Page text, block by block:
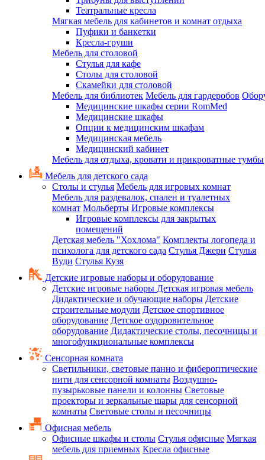
Театральные кресла
Мягкая мебель для кабинетов и комнат отдыха
Пуфики и банкетки
Кресла-груши
Мебель для столовой
Cтулья для кафе
Cтолы для столовой
Скамейки для столовой
Мебель для библиотек Мебель для гардеробов
Медицинские шкафы серии RomMed
Медицинские шкафы
Опции к медицинским шкафам
Медицинская мебель
Медицинский кабинет
Мебель для отдыха, кровати и прикроватные тумбы
Мебель для детского сада
Столы и стулья Мебель для игровых комнат
Мебель для раздевалок, спален и туалетных
комнат Мольберты Игровые комплексы
Игровые комплексы для закрытых
помещений
Детская мебель "Хохлома" Комплекты логопеда и
психолога для детского сада Стулья Джери Стулья
Вуди Стулья Кузя
Детские игровые наборы и оборудование
Детские игровые наборы Детская игровая мебель
Дидактические и обучающие наборы Детские
строительные модули Детское спортивное
оборудование Детское оздоровительное
оборудование Дидактические столы, песочницы и
многофункциональные комплексы
Сенсорная комната
Светильники, световые панно и фибероптические
нити для сенсорной комнаты Воздушно-
пузырьковые панели и колонны Световые
проекторы и зеркальные шары для сенсорной
комнаты Световые столы и песочницы
Офисная мебель
Офисные шкафы и столы Стулья офисные Мягкая
мебель для приемных Кресла офисные